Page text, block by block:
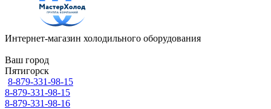
Интернет-магазин холодильного оборудования
Ваш город
Пятигорск
8-879-331-98-15
8-879-331-98-15
8-879-331-98-16